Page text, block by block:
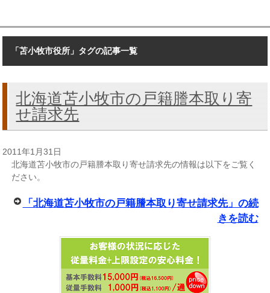
「苫小牧市役所」タグの記事一覧
北海道苫小牧市の戸籍謄本取り寄
せ請求先
2011年1月31日
北海道苫小牧市の戸籍謄本取り寄せ請求先の情報は以下をご覧く
ださい。
「北海道苫小牧市の戸籍謄本取り寄せ請求先」の続
きを読む